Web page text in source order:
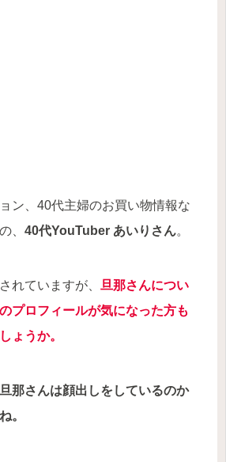
ン、40代主婦のお買い物情報な
、 40代YouTuber あいりさん。
れていますが、 旦那さんについ
プロフィールが気になった方も
ょうか。
那さんは顔出しをしているのか
。